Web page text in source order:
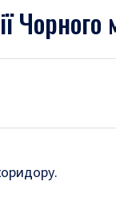
Чорного